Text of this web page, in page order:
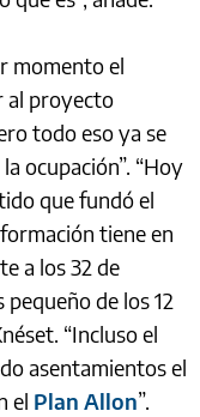
momento el
al proyecto
todo eso ya se
ocupación”. “Hoy
que fundó el
tiene en
a los 32 de
de los 12
“Incluso el
asentamientos el
el Plan Allon”.